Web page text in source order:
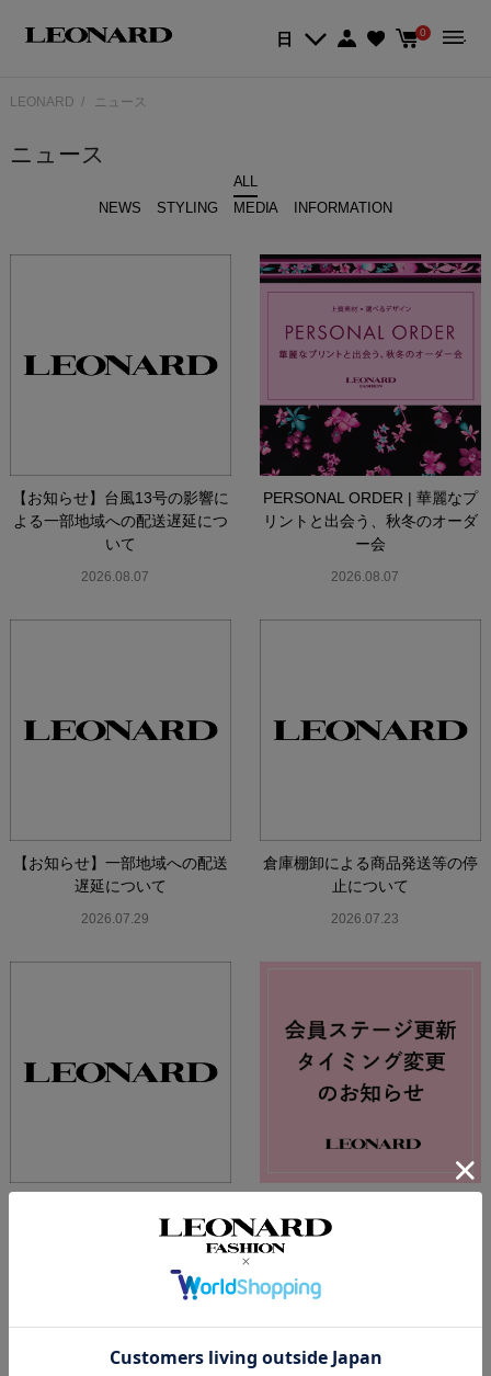
日 0
LEONARD ニュース
ニュース
ALL
NEWS
STYLING MEDIA INFORMATION
【お知らせ】台風13号の影響に
よる一部地域への配送遅延につ
いて
2026.08.07
PERSONAL ORDER | 華麗なプ
リントと出会う、秋冬のオーダ
ー会
2026.08.07
【お知らせ】一部地域への配送
遅延について
2026.07.29
倉庫棚卸による商品発送等の停
止について
2026.07.23
タマーサポートについて
更のお知らせ